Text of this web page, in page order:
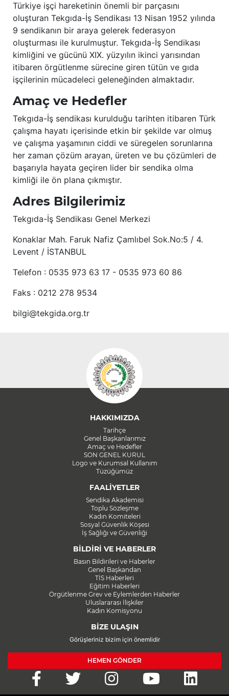
Türkiye işçi hareketinin önemli bir parçasını
oluşturan Tekgıda-İş Sendikası 13 Nisan 1952 yılında
9 sendikanın bir araya gelerek federasyon
oluşturması ile kurulmuştur. Tekgıda-İş Sendikası
kimliğini ve gücünü XIX. yüzyılın ikinci yarısından
itibaren örgütlenme sürecine giren tütün ve gıda
işçilerinin mücadeleci geleneğinden almaktadır.
Amaç ve Hedefler
Tekgıda-İş sendikası kurulduğu tarihten itibaren Türk
çalışma hayatı içerisinde etkin bir şekilde var olmuş
ve çalışma yaşamının ciddi ve süregelen sorunlarına
her zaman çözüm arayan, üreten ve bu çözümleri de
başarıyla hayata geçiren lider bir sendika olma
kimliği ile ön plana çıkmıştır.
Adres Bilgilerimiz
Tekgıda-İş Sendikası Genel Merkezi
Konaklar Mah. Faruk Nafiz Çamlıbel Sok.No:5 / 4.
Levent / İSTANBUL
Telefon : 0535 973 63 17 - 0535 973 60 86
Faks : 0212 278 9534
bilgi@tekgida.org.tr
HAKKIMIZDA
Tarihçe
Genel Başkanlarımız
Amaç ve Hedefler
SON GENEL KURUL
Logo ve Kurumsal Kullanım
Tüzüğümüz
FAALİYETLER
Sendika Akademisi
Toplu Sözleşme
Kadın Komiteleri
Sosyal Güvenlik Köşesi
İş Sağlığı ve Güvenliği
BİLDİRİ VE HABERLER
Basın Bildirileri ve Haberler
Genel Başkandan
TİS Haberleri
Eğitim Haberleri
Örgütlenme Grev ve Eylemlerden Haberler
Uluslararası İlişkiler
Kadın Komisyonu
BİZE ULAŞIN
Görüşleriniz bizim için önemlidir
HEMEN GÖNDER